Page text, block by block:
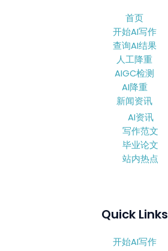
首页
开始AI写作
查询AI结果
人工降重
AIGC检测
AI降重
新闻资讯
AI资讯
写作范文
毕业论文
站内热点
Quick Links
开始AI写作